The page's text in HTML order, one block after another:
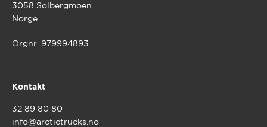
3058 Solbergmoen
Norge
Orgnr. 979994893
Kontakt
32 89 80 80
info@arctictrucks.no